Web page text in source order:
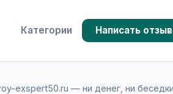
Категории Написать отзыв
exspert50.ru — ни денег, ни